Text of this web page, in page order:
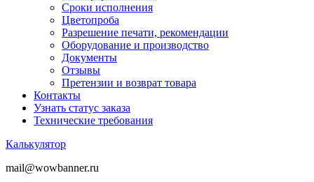
Сроки исполнения
Цветопроба
Разрешение печати, рекомендации
Оборудование и производство
Документы
Отзывы
Претензии и возврат товара
Контакты
Узнать статус заказа
Технические требования
Калькулятор
mail@wowbanner.ru